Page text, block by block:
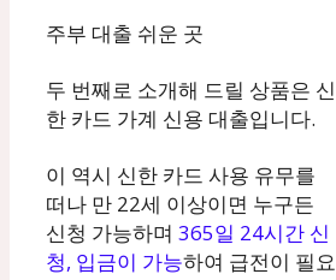
주부 대출 쉬운 곳
두 번째로 소개해 드릴 상품은 신
한 카드 가계 신용 대출입니다.
이 역시 신한 카드 사용 유무를
떠나 만 22세 이상이면 누구든
신청 가능하며 365일 24시간 신
청, 입금이 가능하여 급전이 필요